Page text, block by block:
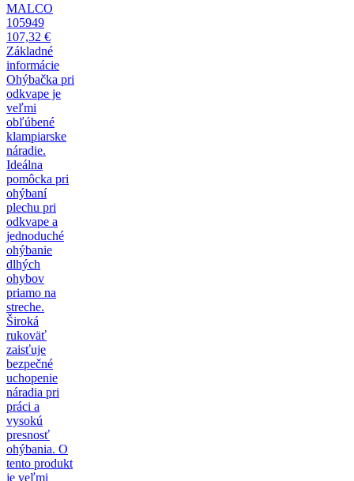
MALCO
105949
107,32 €
Základné
informácie
Ohýbačka pri
odkvape je
veľmi
obľúbené
klampiarske
náradie.
Ideálna
pomôcka pri
ohýbaní
plechu pri
odkvape a
jednoduché
ohýbanie
dlhých
ohybov
priamo na
streche.
Široká
rukoväť
zaisťuje
bezpečné
uchopenie
náradia pri
práci a
vysokú
presnosť
ohýbania. O
tento produkt
je veľmi